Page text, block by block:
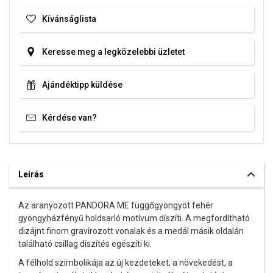
Kívánságlista
Keresse meg a legközelebbi üzletet
Ajándéktipp küldése
Kérdése van?
Leírás
Az aranyozott PANDORA ME függőgyöngyöt fehér
gyöngyházfényű holdsarló motívum díszíti. A megfordítható
dizájnt finom gravírozott vonalak és a medál másik oldalán
található csillag díszítés egészíti ki.
A félhold szimbolikája az új kezdeteket, a növekedést, a